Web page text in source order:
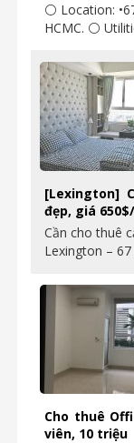
⚪ Location:
HCMC. ⚪
[Lexington]
đẹp, giá
Cần cho thuê
Lexington –
Cho thuê
viên, 10 triệu